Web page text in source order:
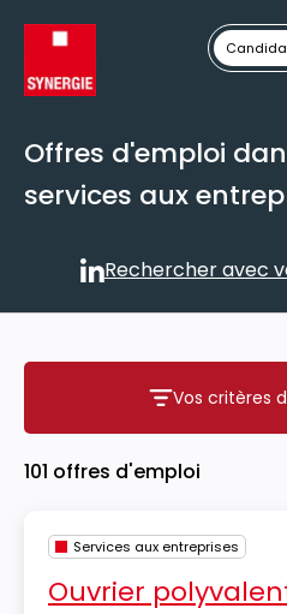
Offres d'emploi
services aux
Rechercher avec
Vos critères
101 offres d'emploi
Services aux entreprises
Ouvrier